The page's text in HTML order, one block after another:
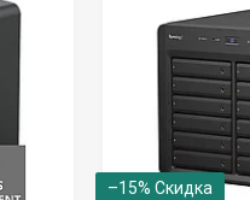
–15%